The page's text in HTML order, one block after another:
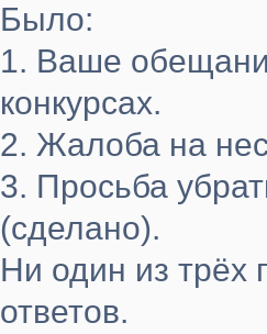
Было:
1. Ваше
конкурсах.
2. Жалоба на
3. Просьба
(сделано).
Ни один из трёх
ответов.